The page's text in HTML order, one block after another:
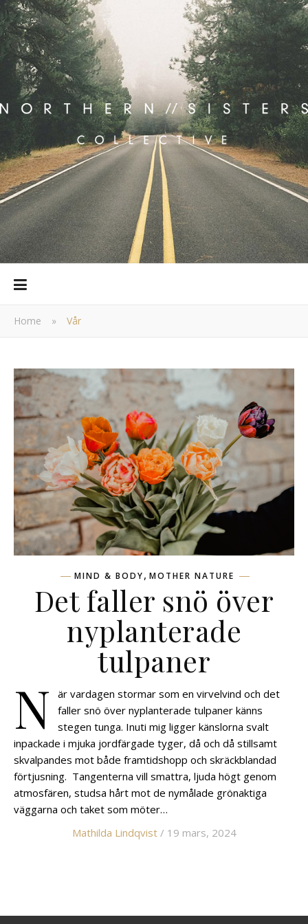
Home » Vår
MIND & BODY, MOTHER NATURE
Det faller snö över
nyplanterade
tulpaner
N
är vardagen stormar som en virvelvind och det
faller snö över nyplanterade tulpaner känns
stegen tunga. Inuti mig ligger känslorna svalt
inpackade i mjuka jordfärgade tyger, då och då stillsamt
skvalpandes mot både framtidshopp och skräckblandad
förtjusning. Tangenterna vill smattra, ljuda högt genom
atmosfären, studsa hårt mot de nymålade grönaktiga
väggarna och taket som möter…
Mathilda Lindqvist/ 19 mars, 2024